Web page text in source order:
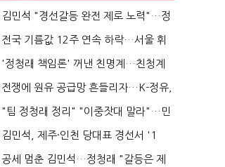
김민석 "경선갈등 완전 제로 노력"…정
청래 "반명 공세 사...
전국 기름값 12주 연속 하락…서울 휘
발윳값 1909원...
'정청래 책임론' 꺼낸 친명계…친청계
는 추가투표 때리기...
전쟁에 원유 공급망 흔들리자…K-정유,
에너지안보 핵심...
"팀 정청래 정리" "이중잣대 말라"…민
주 최고위원 계파 다...
김민석, 제주·인천 당대표 경선서 '1
위'(1보)...
공세 멈춘 김민석…정청래 "갈등은 제